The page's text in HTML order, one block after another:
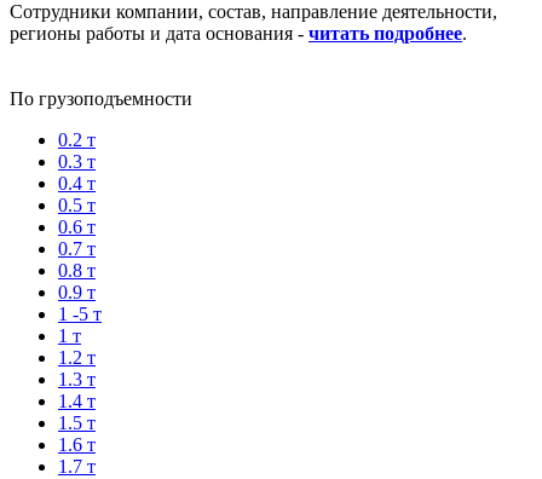
Сотрудники компании, состав, направление деятельности,
регионы работы и дата основания - читать подробнее.
По грузоподъемности
0.2 т
0.3 т
0.4 т
0.5 т
0.6 т
0.7 т
0.8 т
0.9 т
1 -5 т
1 т
1.2 т
1.3 т
1.4 т
1.5 т
1.6 т
1.7 т